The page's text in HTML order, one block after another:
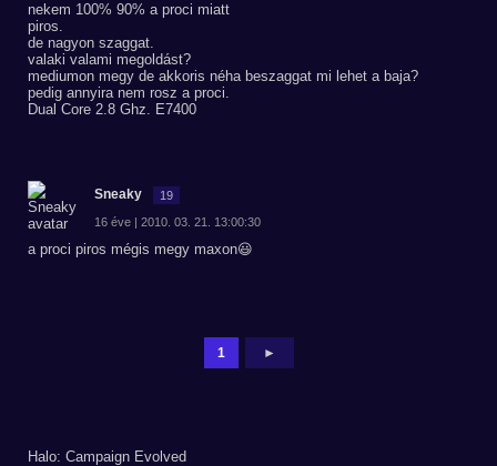
nekem 100% 90% a proci miatt
piros.
de nagyon szaggat.
valaki valami megoldást?
mediumon megy de akkoris néha beszaggat mi lehet a baja?
pedig annyira nem rosz a proci.
Dual Core 2.8 Ghz. E7400
Sneaky 19
16 éve | 2010. 03. 21. 13:00:30
a proci piros mégis megy maxon😃
1 ►
Halo: Campaign Evolved